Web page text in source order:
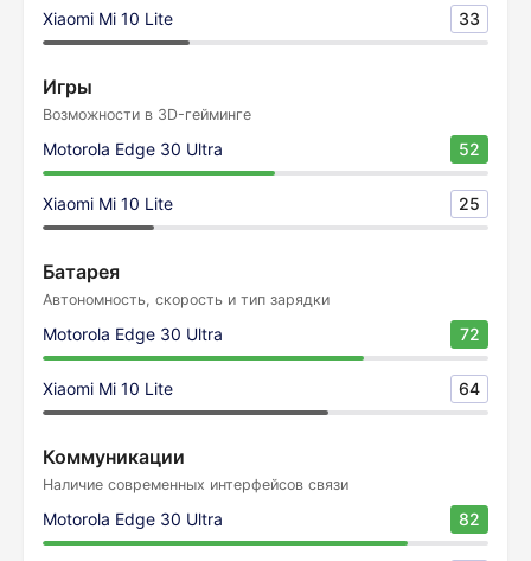
Xiaomi Mi 10 Lite 33
Игры
Возможности в 3D-гейминге
Motorola Edge 30 Ultra 52
Xiaomi Mi 10 Lite 25
Батарея
Автономность, скорость и тип зарядки
Motorola Edge 30 Ultra 72
Xiaomi Mi 10 Lite 64
Коммуникации
Наличие современных интерфейсов связи
Motorola Edge 30 Ultra 82